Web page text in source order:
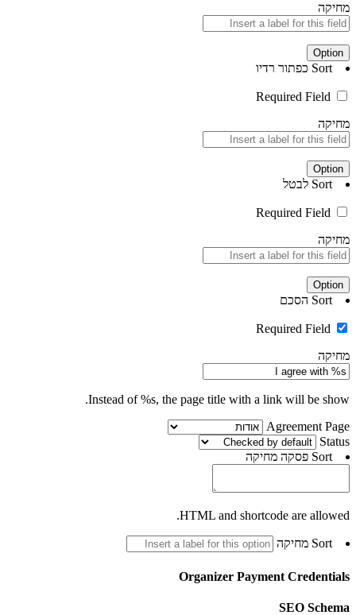
מחיקה
Option
Sort כפתור רדיו
מחיקה
Option
Sort לבטל
מחיקה
Option
Sort הסכם
מחיקה
Instead of %s, the page title with a link will be show.
Agreement Page
Status
Sort פסקה מחיקה
HTML and shortcode are allowed.
Sort מחיקה
Organizer Payment Credentials
SEO Schema